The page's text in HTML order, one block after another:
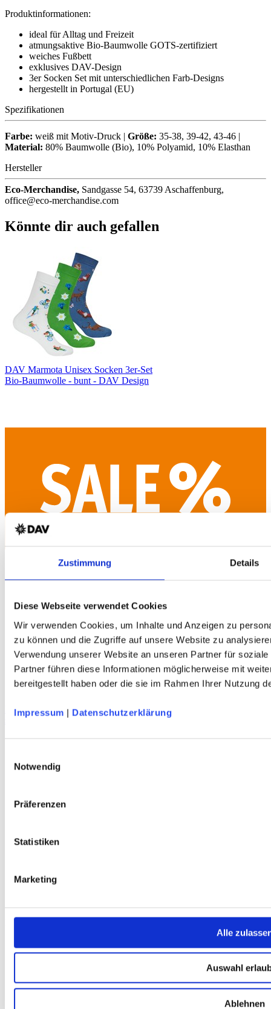
Zustimmung Details
Diese Webseite verwendet Cookies
Wir verwenden Cookies, um Inhalte und Anzeigen zu
zu können und die Zugriffe auf unsere Website zu
Verwendung unserer Website an unseren Partner für
Partner führen diese Informationen möglicherweise mit
bereitgestellt haben oder die sie im Rahmen Ihrer Nutzung
Impressum | Datenschutzerklärung
Notwendig
Präferenzen
Statistiken
Marketing
Alle
Auswahl
Ablehnen
Produktinformationen:
ideal für Alltag und Freizeit
atmungsaktive Bio-Baumwolle GOTS-zertifiziert
weiches Fußbett
exklusives DAV-Design
3er Socken Set mit unterschiedlichen Farb-Designs
hergestellt in Portugal (EU)
Spezifikationen
Farbe: weiß mit Motiv-Druck | Größe: 35-38, 39-42, 43-46 |
Material: 80% Baumwolle (Bio), 10% Polyamid, 10% Elasthan
Hersteller
Eco-Merchandise, Sandgasse 54, 63739 Aschaffenburg,
office@eco-merchandise.com
Könnte dir auch gefallen
DAV Marmota Unisex Socken 3er-Set
Bio-Baumwolle - bunt - DAV Design
DAV Hochplattig Cap
schnelltrocknend - leicht - blau - DAV Design
DAV Breitenkopf Unisex Sportstirnband
schnelltrocknend - atmungsaktiv - grün/terra - DAV Design
Service
FAQ
AGB
Widerrufsbelehrung
Impressum
Damen
Ausrüstung